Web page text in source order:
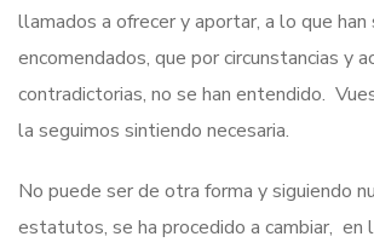
llamados a ofrecer y aportar, a lo que han
encomendados, que por circunstancias y
contradictorias, no se han entendido.
la seguimos sintiendo necesaria.
No puede ser de otra forma y siguiendo
estatutos, se ha procedido a cambiar, en